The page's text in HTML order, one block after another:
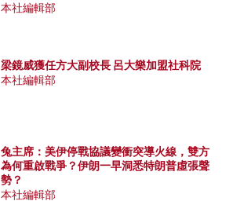
本社編輯部
梁鏡威獲任方大副校長 呂大樂加盟社科院
本社編輯部
兔主席：美伊停戰協議變衝突導火線，雙方
為何重啟戰爭？伊朗一早洞悉特朗普虛張聲
勢？
本社編輯部